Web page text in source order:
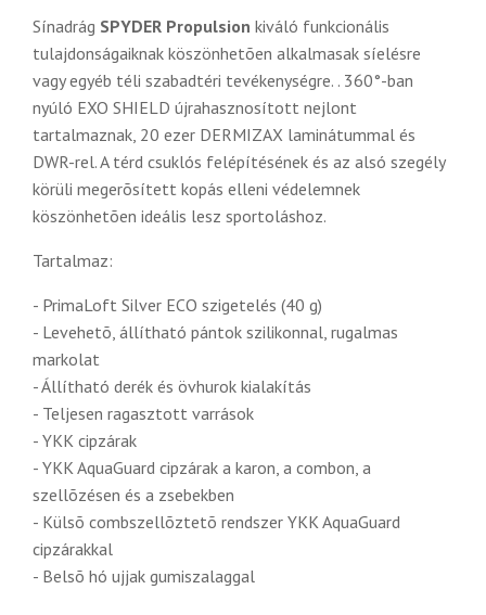
Sínadrág SPYDER Propulsion kiváló funkcionális
tulajdonságaiknak köszönhetõen alkalmasak síelésre
vagy egyéb téli szabadtéri tevékenységre. . 360°-ban
nyúló EXO SHIELD újrahasznosított nejlont
tartalmaznak, 20 ezer DERMIZAX laminátummal és
DWR-rel. A térd csuklós felépítésének és az alsó szegély
körüli megerõsített kopás elleni védelemnek
köszönhetõen ideális lesz sportoláshoz.
Tartalmaz:
- PrimaLoft Silver ECO szigetelés (40 g)
- Levehetõ, állítható pántok szilikonnal, rugalmas
markolat
- Állítható derék és övhurok kialakítás
- Teljesen ragasztott varrások
- YKK cipzárak
- YKK AquaGuard cipzárak a karon, a combon, a
szellõzésen és a zsebekben
- Külsõ combszellõztetõ rendszer YKK AquaGuard
cipzárakkal
- Belsõ hó ujjak gumiszalaggal